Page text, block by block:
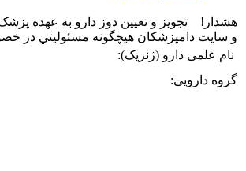
هشدار! تجويز و تعيين دوز دارو به عهده
و سایت دامپزشکان هيچگونه مسئوليتي در
نام علمی دارو (ژنریک):
گروه دارویی: